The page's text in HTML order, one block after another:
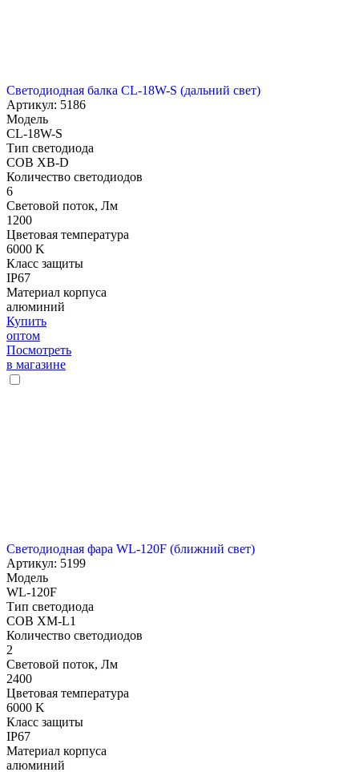
Светодиодная балка CL-18W-S (дальний свет)
Артикул: 5186
Модель
CL-18W-S
Тип светодиода
COB XB-D
Количество светодиодов
6
Световой поток, Лм
1200
Цветовая температура
6000 K
Класс защиты
IP67
Материал корпуса
алюминий
Купить
оптом
Посмотреть
в магазине
Светодиодная фара WL-120F (ближний свет)
Артикул: 5199
Модель
WL-120F
Тип светодиода
COB XM-L1
Количество светодиодов
2
Световой поток, Лм
2400
Цветовая температура
6000 K
Класс защиты
IP67
Материал корпуса
алюминий